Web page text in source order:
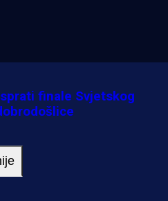
finale Svjetskog